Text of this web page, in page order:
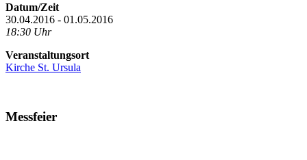
Datum/Zeit
30.04.2016 - 01.05.2016
18:30 Uhr
Veranstaltungsort
Kirche St. Ursula
Messfeier